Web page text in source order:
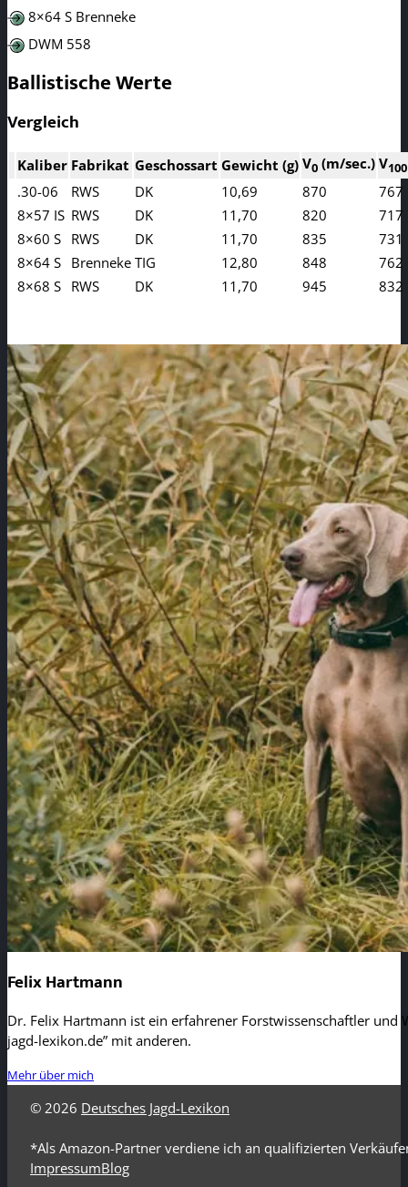
8×64 S Brenneke
DWM 558
Ballistische Werte
Vergleich
Kaliber Fabrikat Geschossart Gewicht (g) V0 (m/sec.) V100
.30-06
RWS DK 10,69 870
767
8×57 IS RWS DK 11,70 820
717
8×60 S RWS DK 11,70 835
731
8×64 S Brenneke TIG 12,80 848
762
8×68 S RWS DK 11,70 945 832
Felix Hartmann
Dr. Felix Hartmann ist ein erfahrener Forstwissenschaftler und
jagd-lexikon.de” mit anderen.
Mehr über mich
© 2026 Deutsches Jagd-Lexikon
*Als Amazon-Partner verdiene ich an qualifizierten
ImpressumBlog